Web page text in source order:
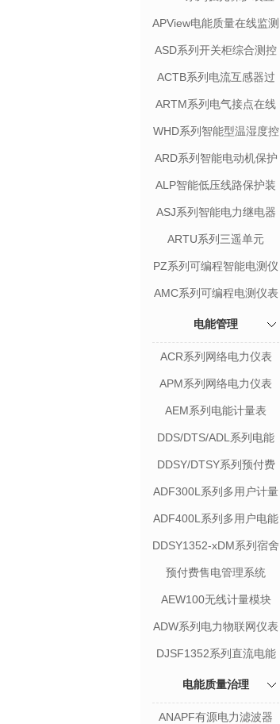
APView电能质量在线监测
装置
ASD系列开关柜综合测控
装置
ACTB系列电流互感器过
电压保护器
ARTM系列电气接点在线
测温装置
WHD系列智能型温湿度控
制器
ARD系列智能电动机保护
ALP智能低压线路保护装
置
ASJ系列智能电力继电器
ARTU系列三遥单元
PZ系列可编程智能电测仪
表
AMC系列可编程电测仪表
电能管理
ACR系列网络电力仪表
APM系列网络电力仪表
AEM系列电能计量表
DDS/DTS/ADL系列电能
计量表
DDSY/DTSY系列预付费
ADF300L系列多用户计量
ADF400L系列多用户电能
DDSY1352-xDM系列宿舍
用电管理终端
预付费售电管理系统
AEW100无线计量模块
ADW系列电力物联网仪表
DJSF1352系列直流电能
电能质量治理
ANAPF有源电力滤波器